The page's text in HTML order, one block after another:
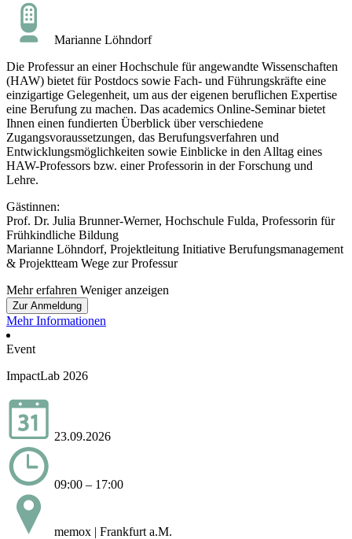
Marianne Löhndorf
Die Professur an einer Hochschule für angewandte Wissenschaften
(HAW) bietet für Postdocs sowie Fach- und Führungskräfte eine
einzigartige Gelegenheit, um aus der eigenen beruflichen Expertise
eine Berufung zu machen. Das academics Online-Seminar bietet
Ihnen einen fundierten Überblick über verschiedene
Zugangsvoraussetzungen, das Berufungsverfahren und
Entwicklungsmöglichkeiten sowie Einblicke in den Alltag eines
HAW-Professors bzw. einer Professorin in der Forschung und
Lehre.
Gästinnen:
Prof. Dr. Julia Brunner-Werner, Hochschule Fulda, Professorin für
Frühkindliche Bildung
Marianne Löhndorf, Projektleitung Initiative Berufungsmanagement
& Projektteam Wege zur Professur
Mehr erfahren Weniger anzeigen
Zur Anmeldung
Mehr Informationen
Event
ImpactLab 2026
23.09.2026
09:00 – 17:00
memox | Frankfurt a.M.